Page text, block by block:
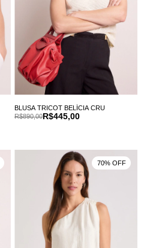
BLUSA TRICOT BELÍCIA CRU
R$445,00
R$890,00
70% OFF